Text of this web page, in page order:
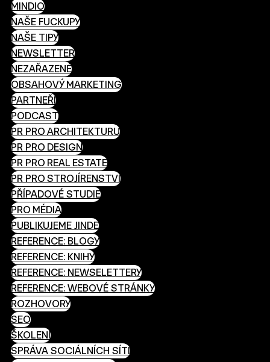
MINDIO
NAŠE FUCKUPY
NAŠE TIPY
NEWSLETTER
NEZAŘAZENÉ
OBSAHOVÝ MARKETING
PARTNEŘI
PODCAST
PR PRO ARCHITEKTURU
PR PRO DESIGN
PR PRO REAL ESTATE
PR PRO STROJÍRENSTVÍ
PŘÍPADOVÉ STUDIE
PRO MÉDIA
PUBLIKUJEME JINDE
REFERENCE: BLOGY
REFERENCE: KNIHY
REFERENCE: NEWSELETTERY
REFERENCE: WEBOVÉ STRÁNKY
ROZHOVORY
SEO
ŠKOLENÍ
SPRÁVA SOCIÁLNÍCH SÍTÍ